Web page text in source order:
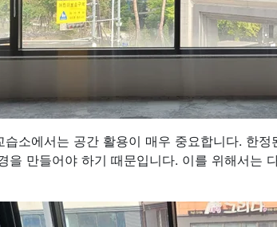
습소에서는 공간 활용이 매우 중요합니다. 한
을 만들어야 하기 때문입니다. 이를 위해서는